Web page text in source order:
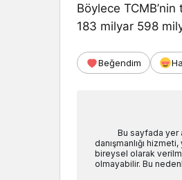
Böylece
183 milyar 598
Beğendim
Bu sayfada yer
danışmanlığı
bireysel olarak
olmayabilir. Bu